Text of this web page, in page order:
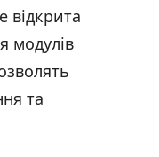
відкрита
модулів
та